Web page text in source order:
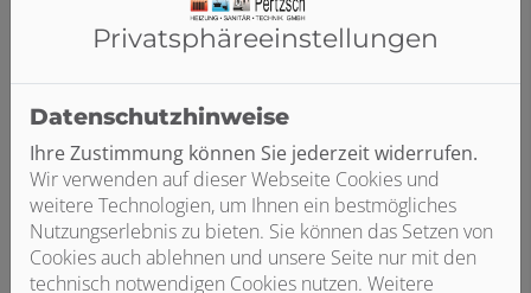
Neuer Schwung für den Waschtisch: Ihr langer,
geschwungener Auslauf verleiht der individual Grace
Privatsphäre­einstellungen
Datenschutzhinweise
Ihre Zustimmung können Sie jederzeit widerrufen.
Wir verwenden auf dieser Webseite Cookies und
weitere Technologien, um Ihnen ein bestmögliches
Nutzungserlebnis zu bieten. Sie können das Setzen von
Cookies auch ablehnen und unsere Seite nur mit den
technisch notwendigen Cookies nutzen. Weitere